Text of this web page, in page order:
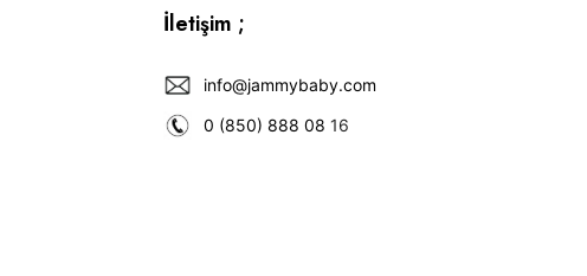
İletişim ;
info@jammybaby.com
0 (850) 888 08 16